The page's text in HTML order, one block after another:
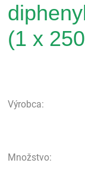
(1 x
Výrobca:
Množstvo: